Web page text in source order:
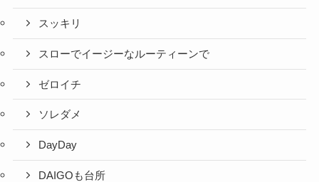
スッキリ
スローでイージーなルーティーンで
ゼロイチ
ソレダメ
DayDay
DAIGOも台所